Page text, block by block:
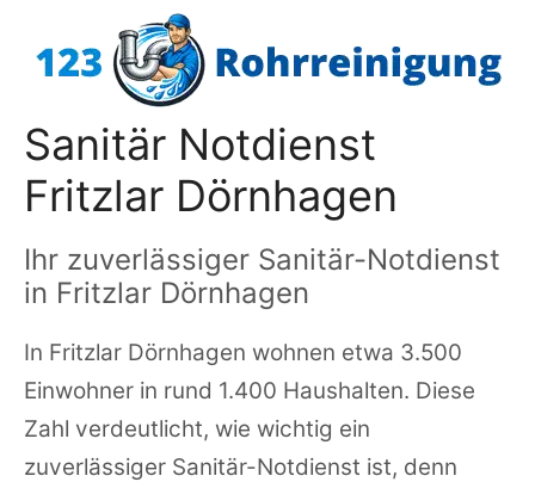
Inhalt
Sanitär Notdienst
Fritzlar Dörnhagen
Ihr zuverlässiger Sanitär-Notdienst
in Fritzlar Dörnhagen
In Fritzlar Dörnhagen wohnen etwa 3.500
Einwohner in rund 1.400 Haushalten. Diese
Zahl verdeutlicht, wie wichtig ein
zuverlässiger Sanitär-Notdienst ist, denn